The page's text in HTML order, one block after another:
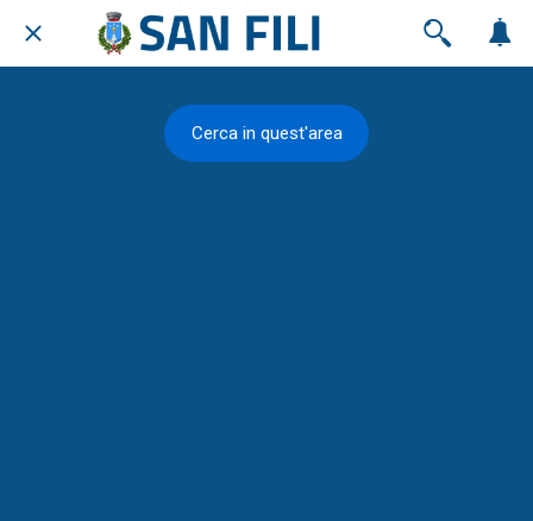
Cerca in quest'area